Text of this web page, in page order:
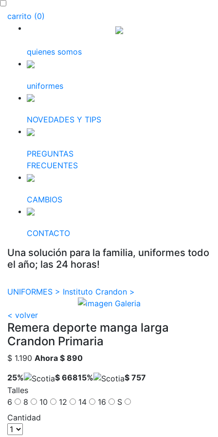
carrito (0)
quienes somos
uniformes
NOVEDADES Y TIPS
PREGUNTAS
FRECUENTES
CAMBIOS
CONTACTO
Una solución para la familia, uniformes todo
el año; las 24 horas!
UNIFORMES > Instituto Crandon >
< volver
Remera deporte manga larga
Crandon Primaria
$ 1.190 Ahora $ 890
25%
$ 66815%
$ 757
Talles
6
8 10 12 14 16
S
Cantidad